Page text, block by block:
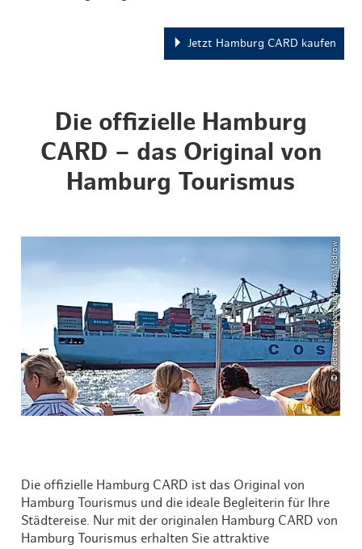
Jetzt Hamburg CARD kaufen
Die offizielle Hamburg
CARD – das Original von
Hamburg Tourismus
© Mediaserver Hamburg Jörg Modrow
Die offizielle Hamburg CARD ist das Original von
Hamburg Tourismus und die ideale Begleiterin für Ihre
Städtereise. Nur mit der originalen Hamburg CARD von
Hamburg Tourismus erhalten Sie attraktive